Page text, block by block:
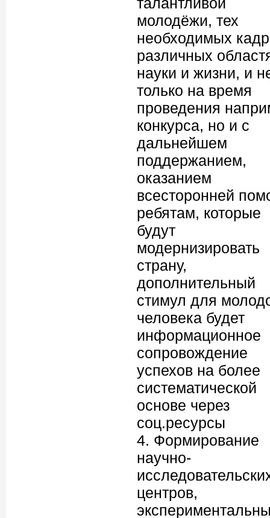
молодёжи, тех
необходимых
различных
науки и жизни, и
только на время
проведения
конкурса, но и с
дальнейшем
поддержанием,
оказанием
всесторонней
ребятам, которые
будут
модернизировать
страну,
дополнительный
стимул для
человека будет
информационное
сопровождение
успехов на более
систематической
основе через
соц.ресурсы
4. Формирование
научно-
центров,